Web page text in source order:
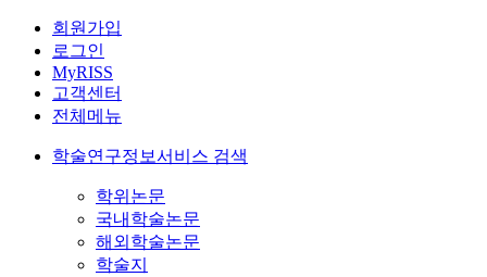
회원가입
로그인
MyRISS
고객센터
전체메뉴
학술연구정보서비스 검색
학위논문
국내학술논문
해외학술논문
학술지